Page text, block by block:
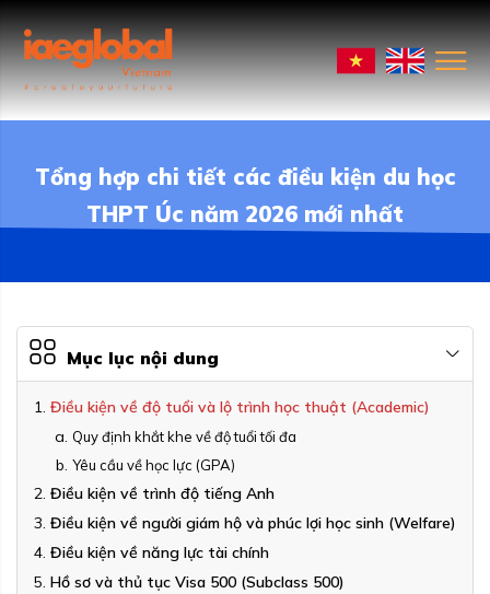
Tổng hợp chi tiết các điều kiện du học
THPT Úc năm 2026 mới nhất
Mục lục nội dung
Điều kiện về độ tuổi và lộ trình học thuật (Academic)
Quy định khắt khe về độ tuổi tối đa
Yêu cầu về học lực (GPA)
Điều kiện về trình độ tiếng Anh
Điều kiện về người giám hộ và phúc lợi học sinh (Welfare)
Điều kiện về năng lực tài chính
Hồ sơ và thủ tục Visa 500 (Subclass 500)